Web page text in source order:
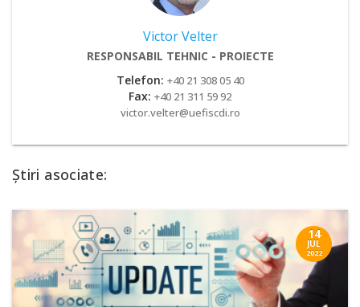
Victor Velter
RESPONSABIL TEHNIC - PROIECTE
Telefon: +40 21 308 05 40
Fax: +40 21 311 59 92
victor.velter@uefiscdi.ro
Știri asociate:
14
JUL
2022